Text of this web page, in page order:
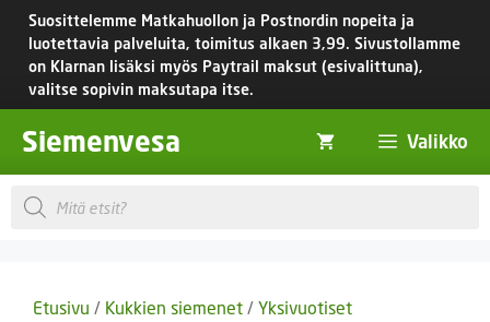
Siirry
sisältöön
Suosittelemme Matkahuollon ja Postnordin nopeita ja
luotettavia palveluita, toimitus alkaen 3,99. Sivustollamme
on Klarnan lisäksi myös Paytrail maksut (esivalittuna),
valitse sopivin maksutapa itse.
Siemenvesa Valikko
Products
search
Etusivu / Kukkien siemenet / Yksivuotiset